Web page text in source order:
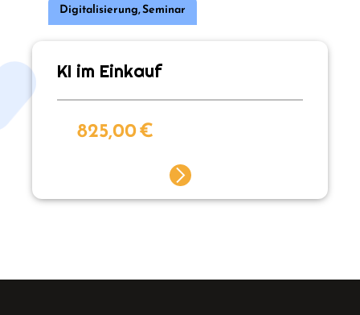
Digitalisierung,Seminar
KI im Einkauf
825,00€